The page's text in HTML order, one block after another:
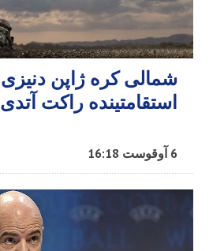
شمالی کره ژاپن دنیزی
استقامتینده راکت آتدی
6 آوقوست 16:18